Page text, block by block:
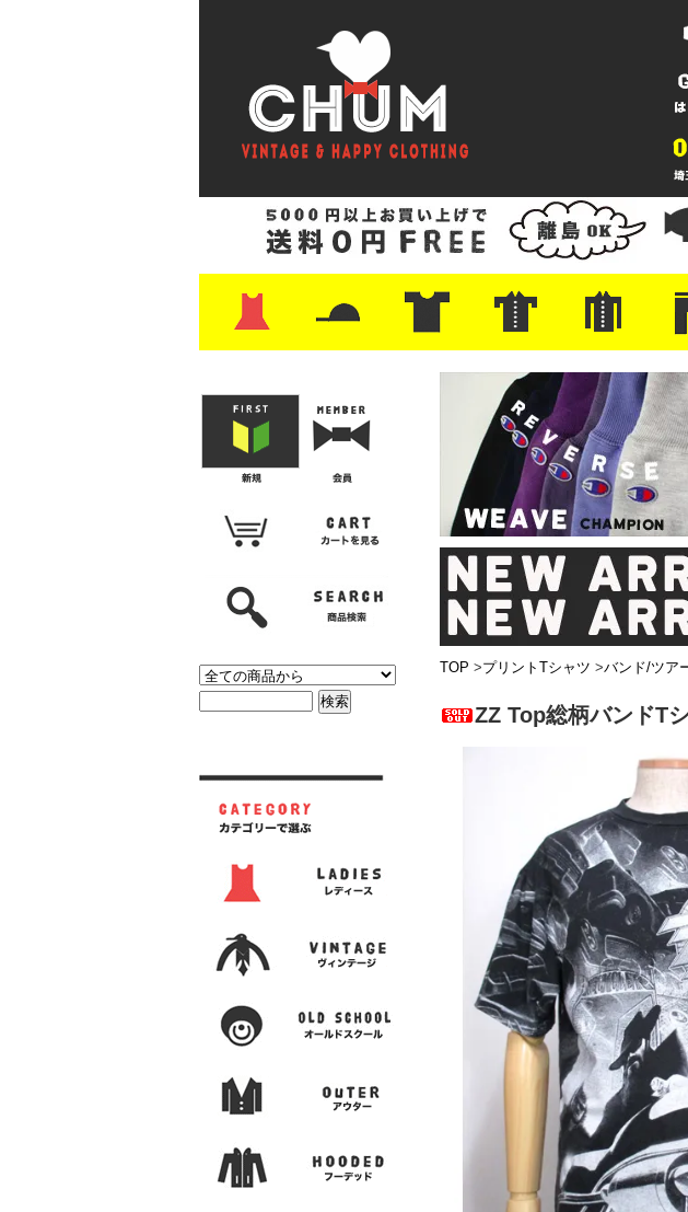
・レザーシューズ/スニーカー
・プリントTシャツ
・バンド/ツアー
・キャラクター
・Nike/adidas/スポーツ
・チャンピオン
・サーフ/スケート
・ボーダー/総柄/無地
・フットボール/リンガー
・タンクトップ/NBA・ポロシャツ
・半袖シャツ
・アロハ/サーフ/ボーリング
・ラルフ/ブランド
・無地/チェック/ストラ
・ワーク/ミリタリー/ウ
・ネル/ウール ・ショ
・アウ
・ジー
・
・ミリ
・コー
・コッ
・オー
・ジャ
ン
TOP >プリントTシャツ >バンド/ツア
ZZ Top総柄バンドT